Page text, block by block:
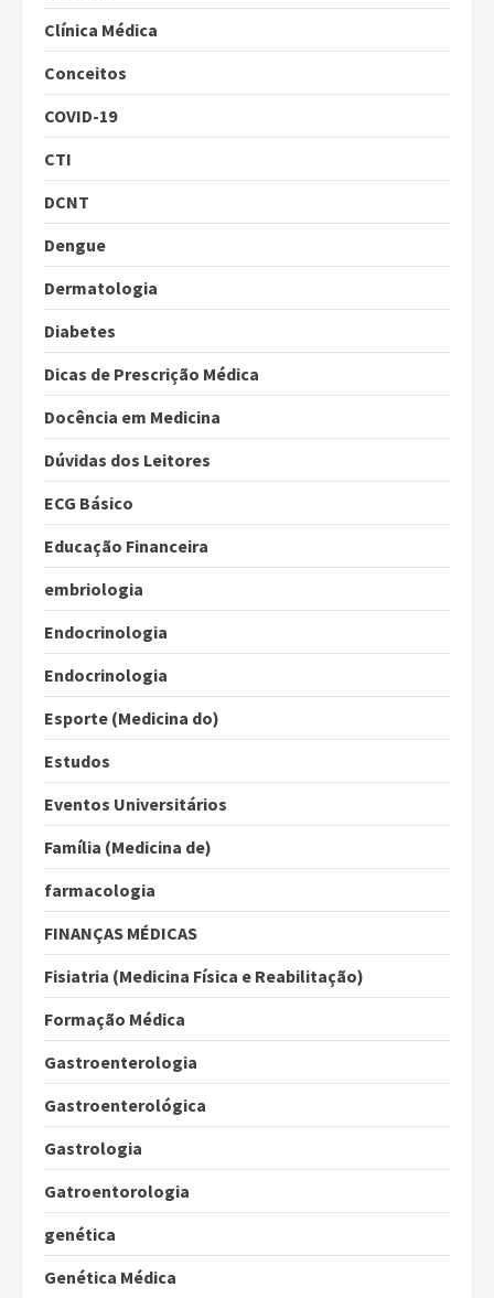
Clínica Médica
Conceitos
COVID-19
CTI
DCNT
Dengue
Dermatologia
Diabetes
Dicas de Prescrição Médica
Docência em Medicina
Dúvidas dos Leitores
ECG Básico
Educação Financeira
embriologia
Endocrinologia
Endocrinologia
Esporte (Medicina do)
Estudos
Eventos Universitários
Família (Medicina de)
farmacologia
FINANÇAS MÉDICAS
Fisiatria (Medicina Física e Reabilitação)
Formação Médica
Gastroenterologia
Gastroenterológica
Gastrologia
Gatroentorologia
genética
Genética Médica